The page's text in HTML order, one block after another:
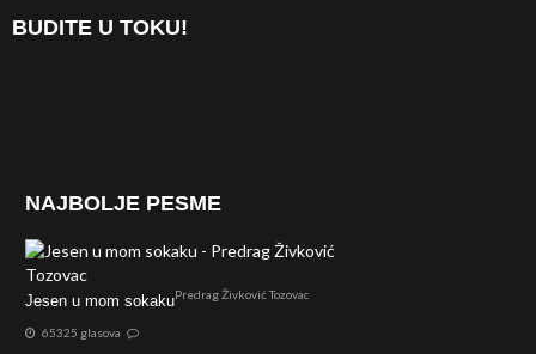
BUDITE U TOKU!
NAJBOLJE PESME
Jesen u mom sokakuPredrag Živković Tozovac
65325 glasova